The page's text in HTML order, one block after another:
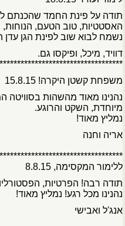
תודה על פינת החמד שהכנתם לנו.
האסטטיות, טוב הטעם, הנוחות,
נשמח לבוא שוב לפינת הגן עדן
דוויד, מיכל, ופיקסו גם.
משפחת קשטן היקרה! 15.8.15
נהנינו מאוד מהשהות בסוויטה
מיוחדת, השקט והרוגע.
נמליץ מאוד!
אריה וחנה
ללימור המקסימה, 8.8.15
תודה רבה! הפרטיות,
נהנינו מכל רגע! נמליץ מאוד!
אנג'ל ואבישי